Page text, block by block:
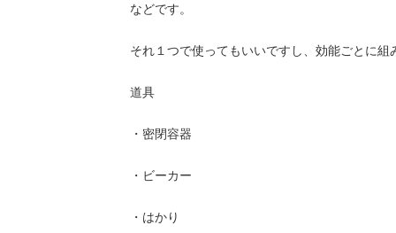
などです。
それ１つで使ってもいいですし、効能ごとに組
道具
・密閉容器
・ビーカー
・はかり